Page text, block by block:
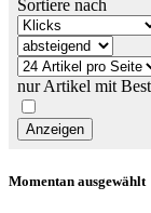
Sortiere nach
nur Artikel mit
Momentan ausgewählt